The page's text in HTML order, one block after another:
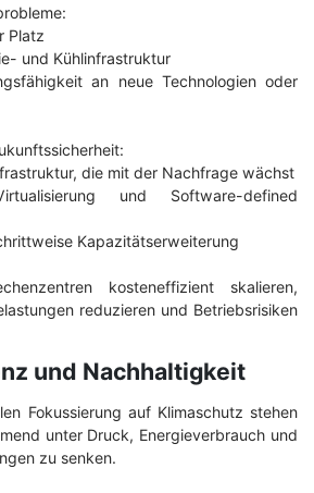
Platz
und Kühlinfrastruktur
an neue Technologien oder
die mit der Nachfrage wächst
und Software-defined
Kapazitätserweiterung
kosteneffizient skalieren,
reduzieren und Betriebsrisiken
und Nachhaltigkeit
Fokussierung auf Klimaschutz stehen
unter Druck, Energieverbrauch und
zu senken.